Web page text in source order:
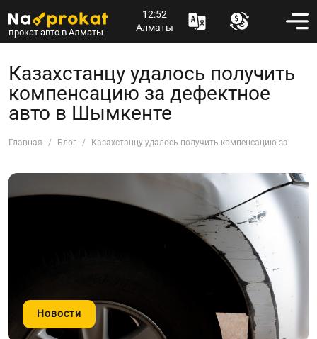
прокат авто в Алматы
12:52
Алматы
Казахстанцу удалось получить
компенсацию за дефектное
авто в Шымкенте
Главная Блог Казахстанцу удалось получить компенсацию за
Новости